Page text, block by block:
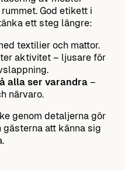
God etikett i
ett steg längre:
textilier och mattor.
aktivitet – ljusare för
alla ser varandra –
närvaro.
genom detaljerna gör
att känna sig